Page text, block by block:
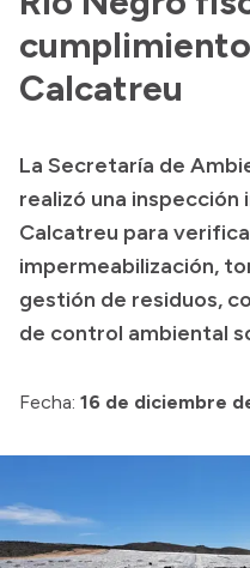
Normativa
Presupuesto
Boletín Oficial
Compras y licitaciones
Consulta de
Consulta de pago a
Login
Calcatreu
La Secretaría de
realizó una
Calcatreu para
impermeabilización,
gestión de residuos,
de control ambiental
Fecha: 16 de diciembre